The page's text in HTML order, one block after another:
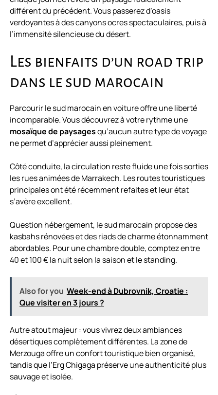
différent du précédent. Vous passerez d’oasis
verdoyantes à des canyons ocres spectaculaires, puis à
l’immensité silencieuse du désert.
Les bienfaits d’un road trip
dans le sud marocain
Parcourir le sud marocain en voiture offre une liberté
incomparable. Vous découvrez à votre rythme une
mosaïque de paysagesqu’aucun autre type de voyage
ne permet d’apprécier aussi pleinement.
Côté conduite, la circulation reste fluide une fois sorties
les rues animées de Marrakech. Les routes touristiques
principales ont été récemment refaites et leur état
s’avère excellent.
Question hébergement, le sud marocain propose des
kasbahs rénovées et des riads de charme étonnamment
abordables. Pour une chambre double, comptez entre
40 et 100 € la nuit selon la saison et le standing.
Also for you Week-end à Dubrovnik, Croatie :
Que visiter en 3 jours ?
Autre atout majeur : vous vivrez deux ambiances
désertiques complètement différentes. La zone de
Merzouga offre un confort touristique bien organisé,
tandis que l’Erg Chigaga préserve une authenticité plus
sauvage et isolée.